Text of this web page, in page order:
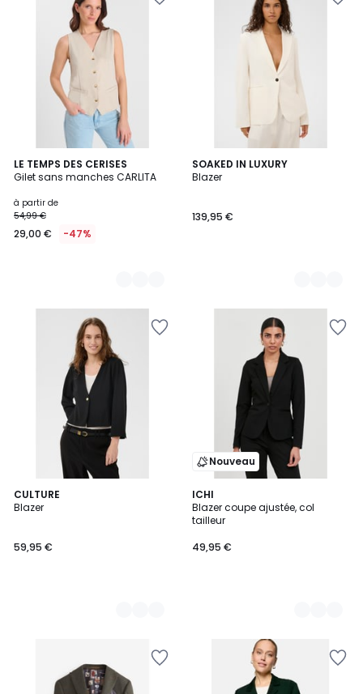
LE TEMPS DES CERISES
Gilet sans manches CARLITA
à partir de
54,99 €
29,00 € -47%
2
Couleurs
SOAKED IN LUXURY
Blazer
139,95 €
2
Couleurs
CULTURE
Blazer
59,95 €
4
Couleurs
Nouveau
ICHI
Blazer coupe ajustée, col
tailleur
49,95 €
22
Couleurs